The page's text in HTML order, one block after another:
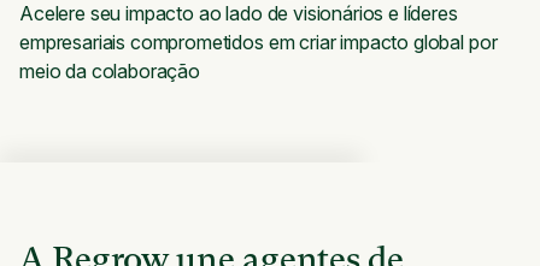
Acelere seu impacto ao lado de visionários e líderes
empresariais comprometidos em criar impacto global por
meio da colaboração